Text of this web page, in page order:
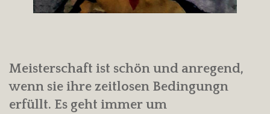
Meisterschaft ist schön und anregend,
wenn sie ihre zeitlosen Bedingungn
erfüllt. Es geht immer um